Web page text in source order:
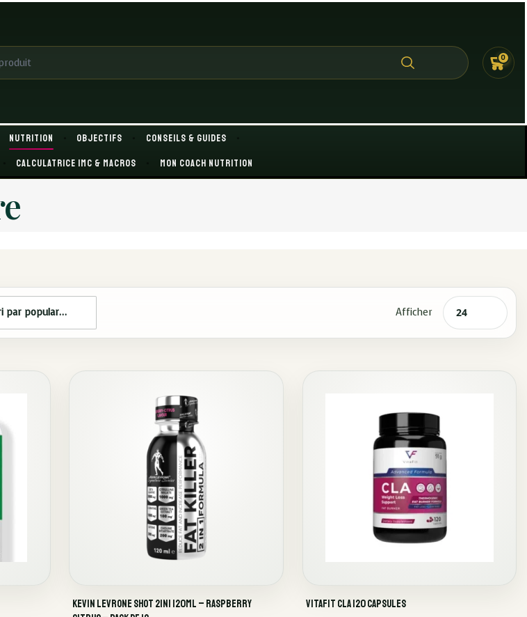
0
Nutrition OBJECTIFS Conseils & Guides
Calculatrice IMC & macros Mon coach nutrition
Afficher
Kevin Levrone Shot 2in1 120ml – Raspberry
VitaFit CLA 120 capsules